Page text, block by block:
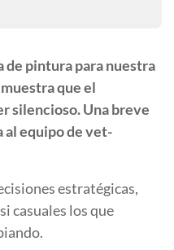
de pintura para nuestra
que el
silencioso. Una breve
al equipo de vet-
estratégicas,
casuales los que